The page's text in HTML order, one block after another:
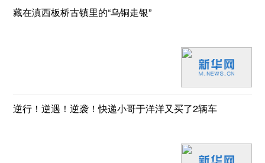
藏在滇西板桥古镇里的“乌铜走银”
逆行！逆遇！逆袭！快递小哥于洋洋又买了2辆车